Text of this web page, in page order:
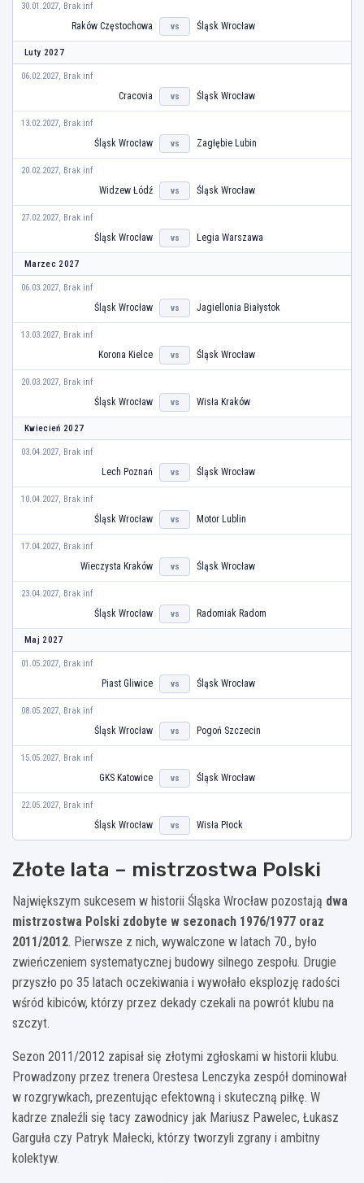
30.01.2027, Brak inf
Raków Częstochowa vs Śląsk Wrocław
Luty 2027
06.02.2027, Brak inf
Cracovia vs Śląsk Wrocław
13.02.2027, Brak inf
Śląsk Wrocław vs Zagłębie Lubin
20.02.2027, Brak inf
Widzew Łódź vs Śląsk Wrocław
27.02.2027, Brak inf
Śląsk Wrocław vs Legia Warszawa
Marzec 2027
06.03.2027, Brak inf
Śląsk Wrocław vs Jagiellonia Białystok
13.03.2027, Brak inf
Korona Kielce vs Śląsk Wrocław
20.03.2027, Brak inf
Śląsk Wrocław vs Wisła Kraków
Kwiecień 2027
03.04.2027, Brak inf
Lech Poznań vs Śląsk Wrocław
10.04.2027, Brak inf
Śląsk Wrocław vs Motor Lublin
17.04.2027, Brak inf
Wieczysta Kraków vs Śląsk Wrocław
23.04.2027, Brak inf
Śląsk Wrocław vs Radomiak Radom
Maj 2027
01.05.2027, Brak inf
Piast Gliwice vs Śląsk Wrocław
08.05.2027, Brak inf
Śląsk Wrocław vs Pogoń Szczecin
15.05.2027, Brak inf
GKS Katowice vs Śląsk Wrocław
22.05.2027, Brak inf
Śląsk Wrocław vs Wisła Płock
Złote lata – mistrzostwa Polski
Największym sukcesem w historii Śląska Wrocław pozostają dwa
mistrzostwa Polski zdobyte w sezonach 1976/1977 oraz
2011/2012. Pierwsze z nich, wywalczone w latach 70., było
zwieńczeniem systematycznej budowy silnego zespołu. Drugie
przyszło po 35 latach oczekiwania i wywołało eksplozję radości
wśród kibiców, którzy przez dekady czekali na powrót klubu na
szczyt.
Sezon 2011/2012 zapisał się złotymi zgłoskami w historii klubu.
Prowadzony przez trenera Orestesa Lenczyka zespół dominował
w rozgrywkach, prezentując efektowną i skuteczną piłkę. W
kadrze znaleźli się tacy zawodnicy jak Mariusz Pawelec, Łukasz
Garguła czy Patryk Małecki, którzy tworzyli zgrany i ambitny
kolektyw.